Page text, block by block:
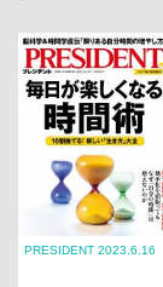
PRESIDENT 2023.6.16